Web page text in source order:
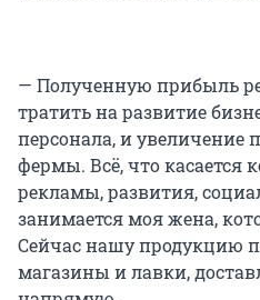
— Полученную прибыль
тратить на развитие
персонала, и увеличение
фермы. Всё, что касается
рекламы, развития,
занимается моя жена,
Сейчас нашу продукцию
магазины и лавки,